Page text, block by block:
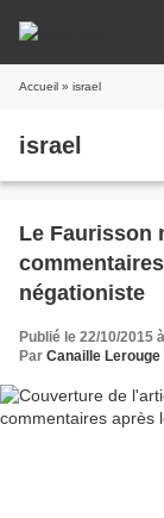
Accueil » israel
israel
Le Faurisson
négationiste
Publié le 22/10/2015
Par Canaille Lerouge